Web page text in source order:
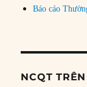
Báo cáo
NCQT